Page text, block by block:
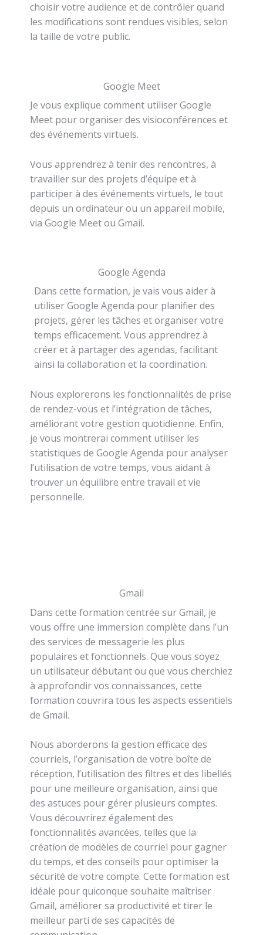
choisir votre audience et de contrôler quand
les modifications sont rendues visibles, selon
la taille de votre public.
Google Meet
Je vous explique comment utiliser Google
Meet pour organiser des visioconférences et
des événements virtuels.
Vous apprendrez à tenir des rencontres, à
travailler sur des projets d’équipe et à
participer à des événements virtuels, le tout
depuis un ordinateur ou un appareil mobile,
via Google Meet ou Gmail.
Google Agenda
Dans cette formation, je vais vous aider à
utiliser Google Agenda pour planifier des
projets, gérer les tâches et organiser votre
temps efficacement. Vous apprendrez à
créer et à partager des agendas, facilitant
ainsi la collaboration et la coordination.
Nous explorerons les fonctionnalités de prise
de rendez-vous et l’intégration de tâches,
améliorant votre gestion quotidienne. Enfin,
je vous montrerai comment utiliser les
statistiques de Google Agenda pour analyser
l’utilisation de votre temps, vous aidant à
trouver un équilibre entre travail et vie
personnelle.
Gmail
Dans cette formation centrée sur Gmail, je
vous offre une immersion complète dans l’un
des services de messagerie les plus
populaires et fonctionnels. Que vous soyez
un utilisateur débutant ou que vous cherchiez
à approfondir vos connaissances, cette
formation couvrira tous les aspects essentiels
de Gmail.
Nous aborderons la gestion efficace des
courriels, l’organisation de votre boîte de
réception, l’utilisation des filtres et des libellés
pour une meilleure organisation, ainsi que
des astuces pour gérer plusieurs comptes.
Vous découvrirez également des
fonctionnalités avancées, telles que la
création de modèles de courriel pour gagner
du temps, et des conseils pour optimiser la
sécurité de votre compte. Cette formation est
idéale pour quiconque souhaite maîtriser
Gmail, améliorer sa productivité et tirer le
meilleur parti de ses capacités de